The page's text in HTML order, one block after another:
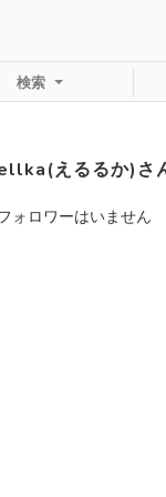
検索
えるるか)さ
ォロワーはいません